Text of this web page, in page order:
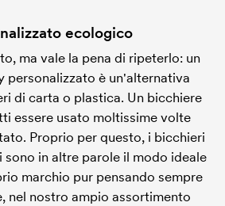
ecologico
ma vale la pena di ripeterlo: un
personalizzato è un'alternativa
di carta o plastica. Un bicchiere
essere usato moltissime volte
Proprio per questo, i bicchieri
in altre parole il modo ideale
marchio pur pensando sempre
nel nostro ampio assortimento